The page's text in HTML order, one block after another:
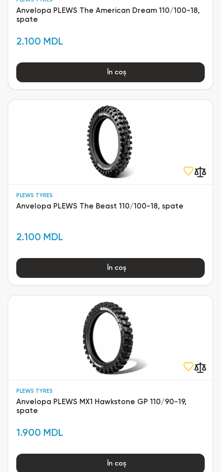
Anvelopa PLEWS The American Dream 110/100-18,
spate
2.100 MDL
În coș
PLEWS TYRES
Anvelopa PLEWS The Beast 110/100-18, spate
2.100 MDL
În coș
PLEWS TYRES
Anvelopa PLEWS MX1 Hawkstone GP 110/90-19,
spate
1.900 MDL
În coș